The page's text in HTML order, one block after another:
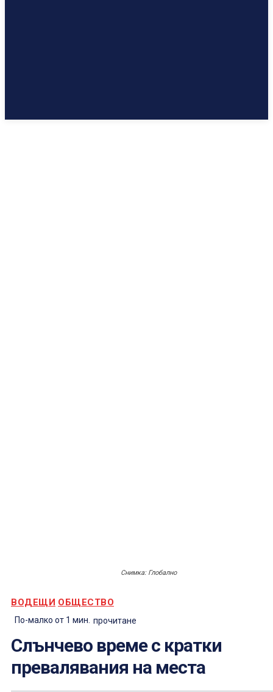
Снимка: Глобално
ВОДЕЩИ ОБЩЕСТВО
По-малко от 1 мин. прочитане
Слънчево време с кратки
превалявания на места